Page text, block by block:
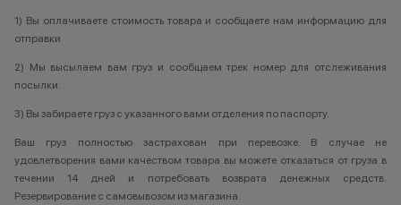
1) Вы оплачиваете стоимость товара и сообщаете нам информацию для
отправки
2) Мы высылаем вам груз и сообщаем трек номер для отслеживания
посылки.
3) Вы забираете груз с указанного вами отделения по паспорту.
Ваш груз полностью застрахован при перевозке. В случае не
удовлетворения вами качеством товара вы можете отказаться от груза в
течении 14 дней и потребовать возврата денежных средств.
Резервирование с самовывозом из магазина.